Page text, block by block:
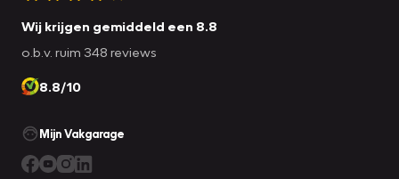
Wij krijgen gemiddeld een 8.8
o.b.v. ruim 348 reviews
8.8/10
Mijn Vakgarage